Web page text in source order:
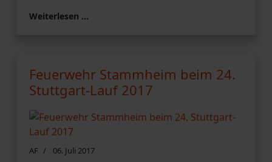
Weiterlesen …
Feuerwehr Stammheim beim 24.
Stuttgart-Lauf 2017
AF 06. Juli 2017